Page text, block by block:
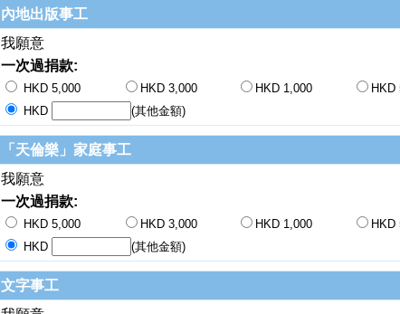
內地出版事工
我願意
一次過捐款:
HKD 5,000 HKD 3,000 HKD 1,000
HKD
HKD
(其他金額)
「天倫樂」家庭事工
我願意
一次過捐款:
HKD 5,000 HKD 3,000 HKD 1,000
HKD
HKD
(其他金額)
文字事工